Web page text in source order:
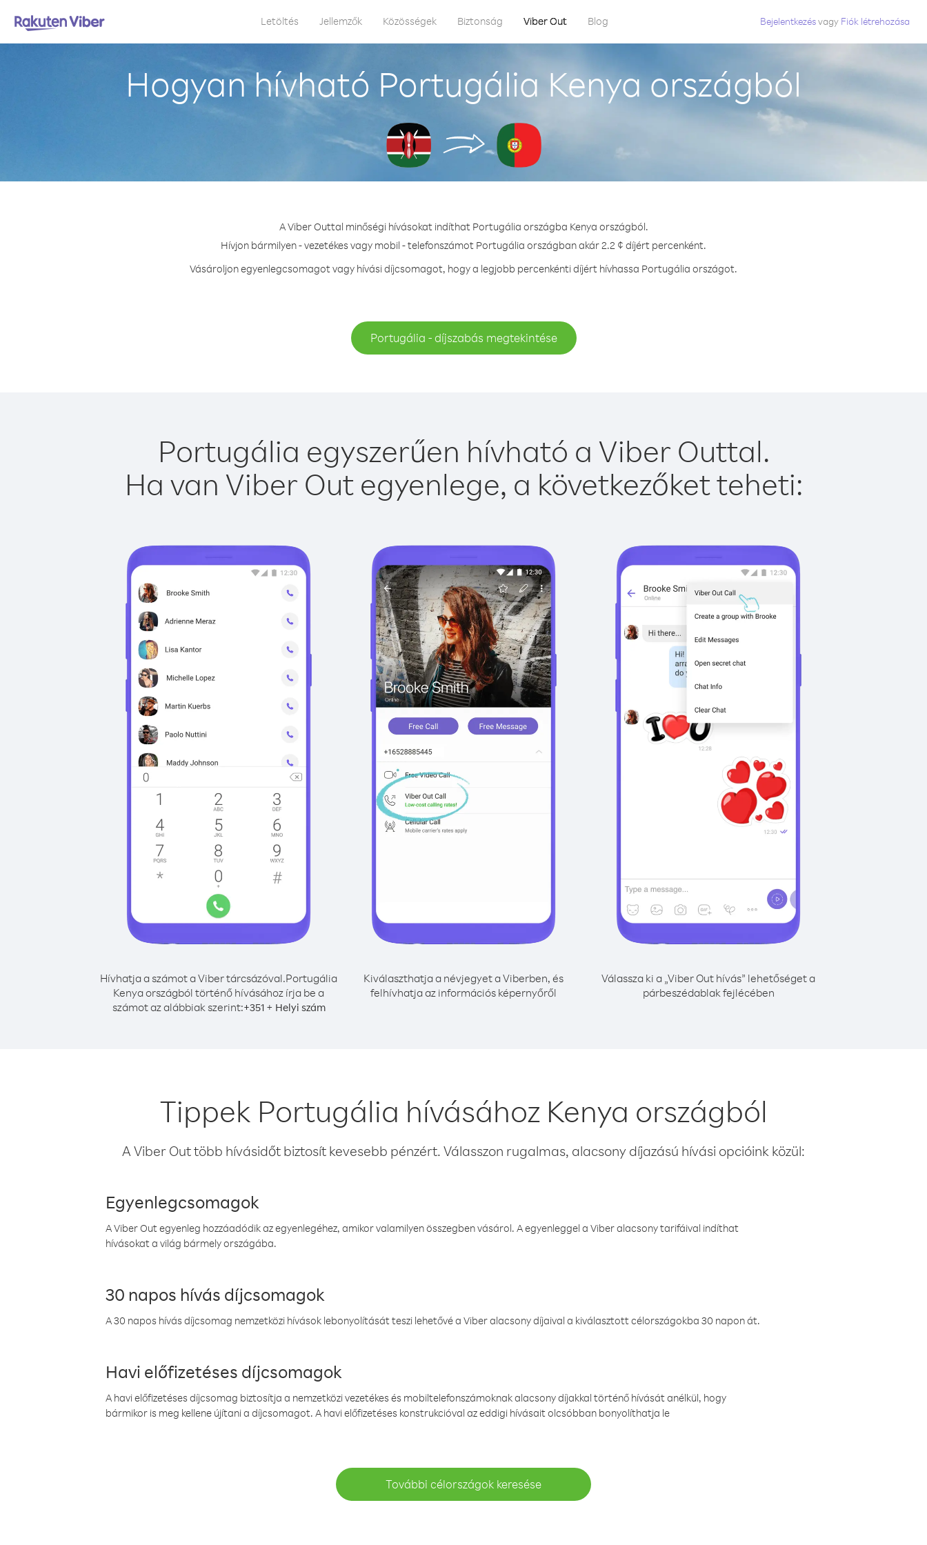
Letöltés Jellemzők Közösségek Biztonság Viber Out Blog Bejelentkezésvagy Fiók létrehozása
Hogyan hívható Portugália Kenya országból
A Viber Outtal minőségi hívásokat indíthat Portugália országba Kenya országból.
Hívjon bármilyen - vezetékes vagy mobil - telefonszámot Portugália országban akár 2.2 ¢ díjért percenként.
Vásároljon egyenlegcsomagot vagy hívási díjcsomagot, hogy a legjobb percenkénti díjért hívhassa Portugália országot.
Portugália - díjszabás megtekintése
Portugália egyszerűen hívható a Viber Outtal.
Ha van Viber Out egyenlege, a következőket teheti:
Hívhatja a számot a Viber tárcsázóval.Portugália
Kenya országból történő hívásához írja be a
számot az alábbiak szerint:+351+ Helyi szám
Kiválaszthatja a névjegyet a Viberben, és
felhívhatja az információs képernyőről
Válassza ki a „Viber Out hívás” lehetőséget a
párbeszédablak fejlécében
Tippek Portugália hívásához Kenya országból
A Viber Out több hívásidőt biztosít kevesebb pénzért. Válasszon rugalmas, alacsony díjazású hívási opcióink közül:
Egyenlegcsomagok
A Viber Out egyenleg hozzáadódik az egyenlegéhez, amikor valamilyen összegben vásárol. A egyenleggel a Viber alacsony tarifáival indíthat
hívásokat a világ bármely országába.
30 napos hívás díjcsomagok
A 30 napos hívás díjcsomag nemzetközi hívások lebonyolítását teszi lehetővé a Viber alacsony díjaival a kiválasztott célországokba 30 napon át.
Havi előfizetéses díjcsomagok
A havi előfizetéses díjcsomag biztosítja a nemzetközi vezetékes és mobiltelefonszámoknak alacsony díjakkal történő hívását anélkül, hogy
bármikor is meg kellene újítani a díjcsomagot. A havi előfizetéses konstrukcióval az eddigi hívásait olcsóbban bonyolíthatja le
További célországok keresése